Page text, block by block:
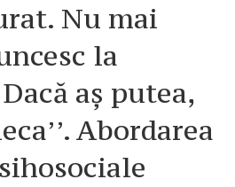
Nu mai
la
aș putea,
Abordarea